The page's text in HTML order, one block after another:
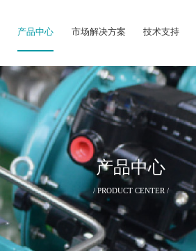
产品中心 市场解决方案 技术支持
产品中心
/ PRODUCT CENTER /